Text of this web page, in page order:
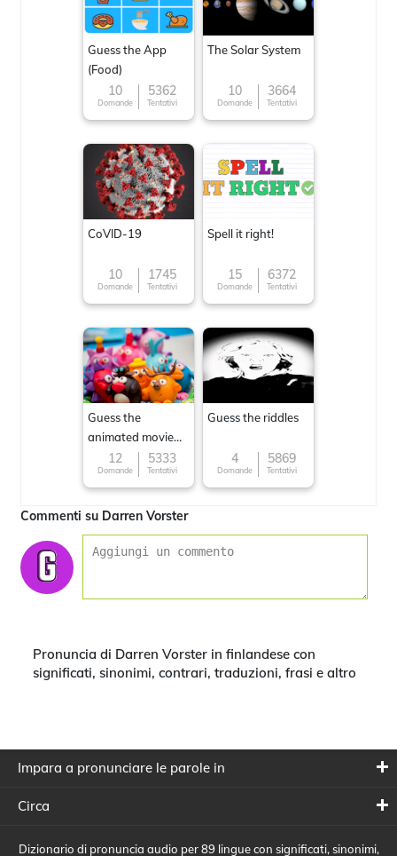
Guess the App
(Food)
10
Domande
5362
Tentativi
The Solar System
10
Domande
3664
Tentativi
CoVID-19
10
Domande
1745
Tentativi
Spell it right!
15
Domande
6372
Tentativi
Guess the
animated movie
character
12
Domande
5333
Tentativi
Guess the riddles
4
Domande
5869
Tentativi
Commenti su Darren Vorster
Pronuncia di Darren Vorster in finlandese con
significati, sinonimi, contrari, traduzioni, frasi e altro
Impara a pronunciare le parole in
Circa
Dizionario di pronuncia audio per 89 lingue con significati, sinonimi,